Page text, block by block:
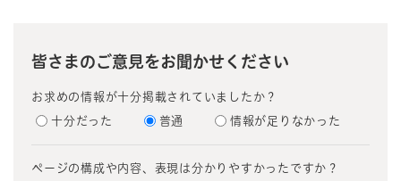
皆さまのご意見をお聞かせください
お求めの情報が十分掲載されていましたか？
十分だった 普通 情報が足りなかった
ページの構成や内容、表現は分かりやすかったですか？